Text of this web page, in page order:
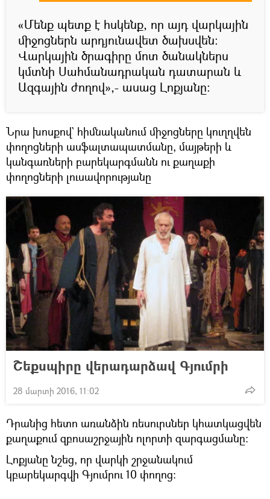
«Մենք պետք է հսկենք, որ այդ վարկային
միջոցներն արդյունավետ ծախսվեն։
Վարկային ծրագիրը մոտ ծանակներս
կմտնի Սահմանադրական դատարան և
Ազգային ժողով»,- ասաց Լոքյանը։
Նրա խոսքով` հիմնականում միջոցները կուղղվեն
փողոցների ասֆալտապատմանը, մայթերի և
կանգառների բարեկարգմանն ու քաղաքի
փողոցների լուսավորությանը
Շեքսպիրը վերադարձավ Գյումրի
28 մարտի 2016, 11:02
Դրանից հետո առանձին ռեսուրսներ կհատկացվեն
քաղաքում զբոսաշրջային ոլորտի զարգացմանը։
Լոքյանը նշեց, որ վարկի շրջանակում
կբարեկարգվի Գյումրու 10 փողոց։